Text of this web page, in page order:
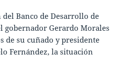
Banco de Desarrollo de
gobernador Gerardo Morales
de su cuñado y presidente
Fernández, la situación